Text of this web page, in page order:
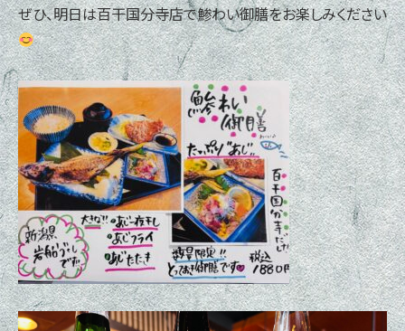
ぜひ、明日は百干国分寺店で鯵わい御膳をお楽しみください